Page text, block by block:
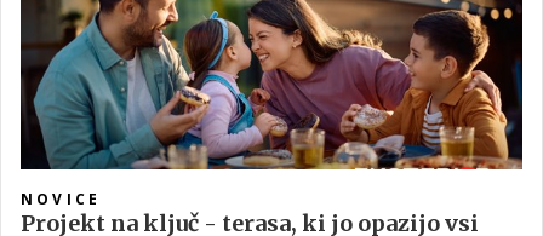
NOVICE
Projekt na ključ - terasa, ki jo opazijo vsi